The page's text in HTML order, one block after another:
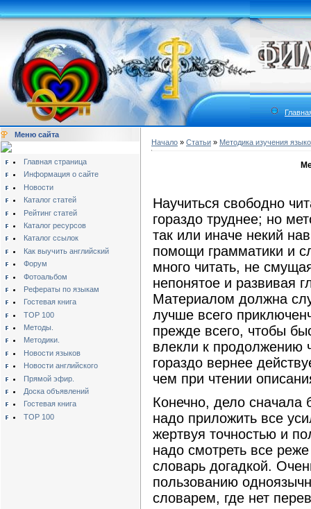
Меню сайта
Главная страница
Информация о сайте
Новости
Каталог статей
Рейтинг статей
Каталог ресурсов
Каталог ссылок
Как выучить английский
Форум
Фотоальбом
Рефераты по языкам
Гостевая книга
TOP 100
Методы.
Методики.
Новости языков
Новости английского
Прямой эфир.
Доска объявлений
Гостевая книга
TOP 100
Начало » Статьи » Методика изучения
Научиться свободно
гораздо труднее; но
так или иначе некий
помощи грамматики и
много читать, не
непонятое и развивая
Материалом должна
лучше всего
прежде всего, чтобы
влекли к продолжению
гораздо вернее
чем при чтении
Конечно, дело сначала
надо приложить все
жертвуя точностью и
надо смотреть все
словарь догадкой.
пользованию
словарем, где нет